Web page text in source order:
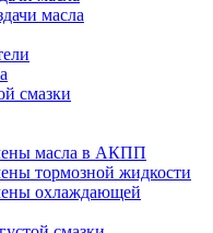
масла
смазки
масла в АКПП
тормозной жидкости
охлаждающей